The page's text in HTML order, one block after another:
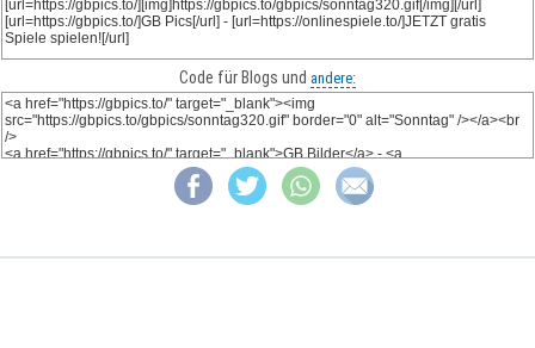
Code für Blogs und andere: